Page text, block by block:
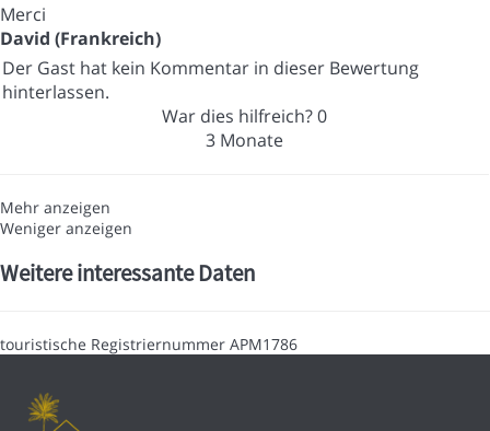
Merci
David (Frankreich)
Der Gast hat kein Kommentar in dieser Bewertung
hinterlassen.
War dies hilfreich?0
3 Monate
Mehr anzeigen
Weniger anzeigen
Weitere interessante Daten
touristische Registriernummer APM1786